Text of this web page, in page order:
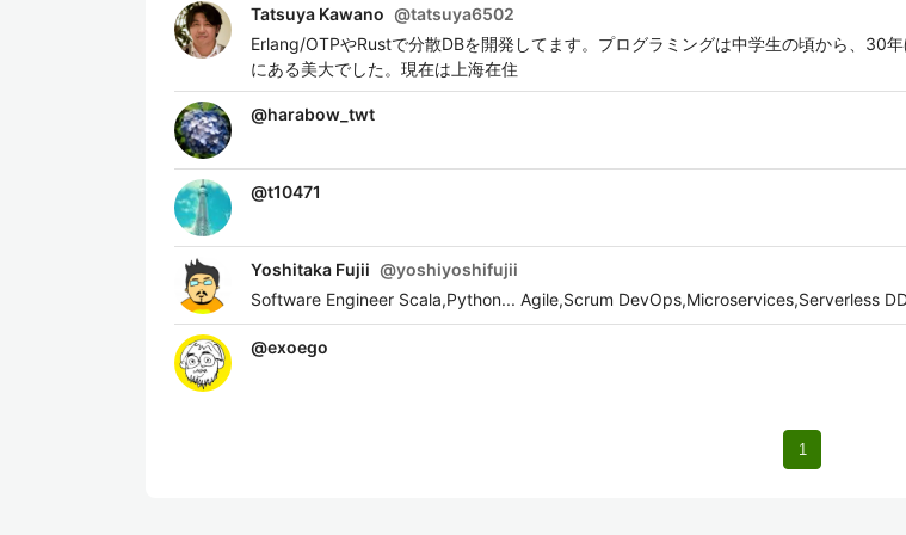
Tatsuya Kawano @tatsuya6502
Erlang/OTPやRustで分散DBを開発してます。プログラミングは中学生の頃から、30
にある美大でした。現在は上海在住
@harabow_twt
@t10471
Yoshitaka Fujii @yoshiyoshifujii
Software Engineer Scala,Python... Agile,Scrum DevOps,Microservices,Serverless
@exoego
1